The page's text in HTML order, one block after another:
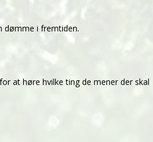
dømme i fremtiden.
at høre hvilke ting de mener der skal